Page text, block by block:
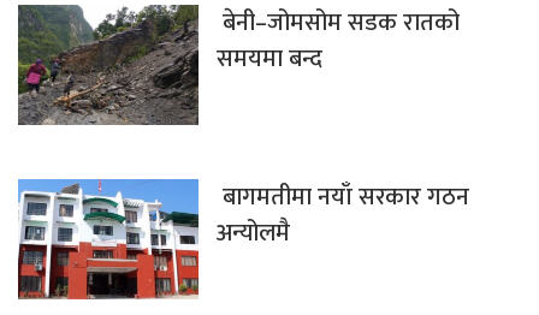
बेनी–जोमसोम सडक रातको
समयमा बन्द
बागमतीमा नयाँ सरकार गठन
अन्योलमै